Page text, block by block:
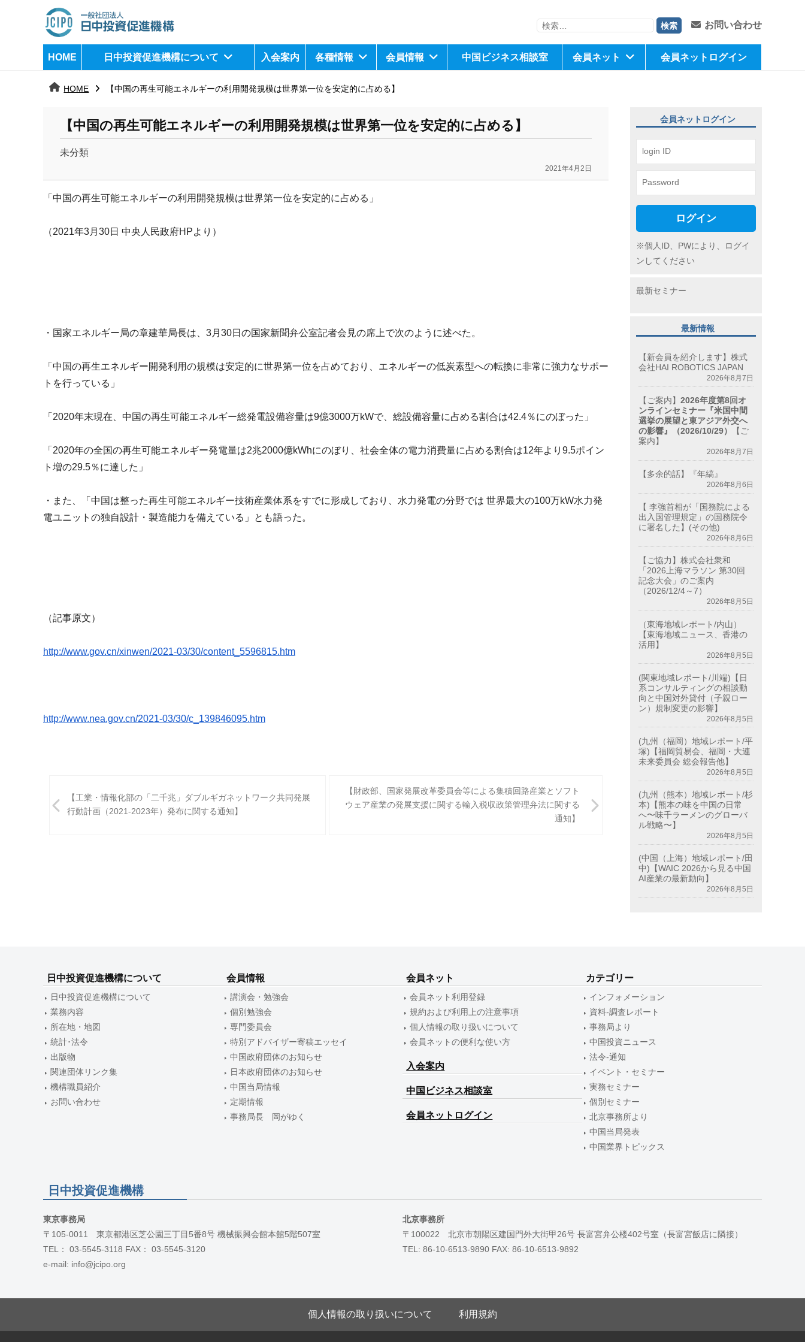
日
中
進
機
構
j
検
お問い合わせ
HOME 日中投資促進機構について 入会案内 各種情報 会員情報 中国ビジネス相談室 会員ネット 会員ネットログイン
HOME 【中国の再生可能エネルギーの利用開発規模は世界第一位を安定的に占める】
【中国の再生可能エネルギーの利用開発規模は世界第一位を安定的に占める】
未分類
2021年4月2日
k
n
「中国の再生可能エネルギーの利用開発規模は世界第一位を安定的に占める」
（2021年3月30日 中央人民政府HPより）
・国家エネルギー局の章建華局長は、 3月30日の国家新聞弁公室記者会見の席上で次のように述べた。
「 中国の再生エネルギー開発利用の規模は安定的に世界第一位を占めており、 エネルギーの低炭素型への転換に非常に強力なサポー
トを行っている 」
「2020年末現在、 中国の再生可能エネルギー総発電設備容量は9億3000万kWで 、総設備容量に占める割合は42.4％にのぼった」
「 2020年の全国の再生可能エネルギー発電量は2兆2000億kWhにのぼり、 社会全体の電力消費量に占める割合は12年より9.5ポイン
ト増の29.5％に達した」
・また、「 中国は整った再生可能エネルギー技術産業体系をすでに形成してお り、水力発電の分野では 世界最大の100万kW水力発
電ユニットの独自設計・ 製造能力を備えている」とも語った。
（記事原文）
http://www.gov.cn/xinwen/2021-03/30/content_5596815.htm
http://www.nea.gov.cn/2021-03/30/c_139846095.htm
稿
【工業・情報化部の「二千兆」ダブルギガネットワーク共同発展
行動計画（2021-2023年）発布に関する通知】
【財政部、国家発展改革委員会等による集積回路産業とソフト
ウェア産業の発展支援に関する輸入税収政策管理弁法に関する
通知】
会員ネットログイン
ログイン
※個人ID、PWにより、ログイ
ンしてください
最新セミナー
最新情報
【新会員を紹介します】株式
会社HAI ROBOTICS JAPAN
2026年8月7日
【ご案内】2026年度第8回オ
ンラインセミナー『米国中間
選挙の展望と東アジア外交へ
の影響』（2026/10/29）
【ご
案内】
2026年8月7日
【多余的話】『年縞』
2026年8月6日
【 李強首相が「国務院による
出入国管理規定」の国務院令
に署名した】(その他)
2026年8月6日
【ご協力】株式会社衆和
「2026上海マラソン 第30回
記念大会」のご案内
（2026/12/4～7）
2026年8月5日
（東海地域レポート/内山）
【東海地域ニュース、香港の
活用】
2026年8月5日
(関東地域レポート/川端)【日
系コンサルティングの相談動
向と中国対外貸付（子親ロー
ン）規制変更の影響】
2026年8月5日
(九州（福岡）地域レポート/平
塚)【福岡貿易会、福岡・大連
未来委員会 総会報告他】
2026年8月5日
(九州（熊本）地域レポート/杉
本)【熊本の味を中国の日常
へ〜味千ラーメンのグローバ
ル戦略〜】
2026年8月5日
(中国（上海）地域レポート/田
中)【WAIC 2026から見る中国
AI産業の最新動向】
2026年8月5日
日中投資促進機構について
日中投資促進機構について
業務内容
所在地・地図
統計･法令
出版物
関連団体リンク集
機構職員紹介
お問い合わせ
会員情報
講演会・勉強会
個別勉強会
専門委員会
特別アドバイザー寄稿エッセイ
中国政府団体のお知らせ
日本政府団体のお知らせ
中国当局情報
定期情報
事務局長 岡がゆく
会員ネット
会員ネット利用登録
規約および利用上の注意事項
個人情報の取り扱いについて
会員ネットの便利な使い方
入会案内
中国ビジネス相談室
会員ネットログイン
カテゴリー
インフォメーション
資料-調査レポート
事務局より
中国投資ニュース
法令-通知
イベント・セミナー
実務セミナー
個別セミナー
北京事務所より
中国当局発表
中国業界トピックス
日中投資促進機構
東京事務局
〒105-0011 東京都港区芝公園三丁目5番8号 機械振興会館本館5階507室
TEL： 03-5545-3118 FAX： 03-5545-3120
e-mail: info@jcipo.org
北京事務所
〒100022 北京市朝陽区建国門外大街甲26号 長富宮弁公楼402号室（長富宮飯店に隣接）
TEL: 86-10-6513-9890 FAX: 86-10-6513-9892
個人情報の取り扱いについて 利用規約